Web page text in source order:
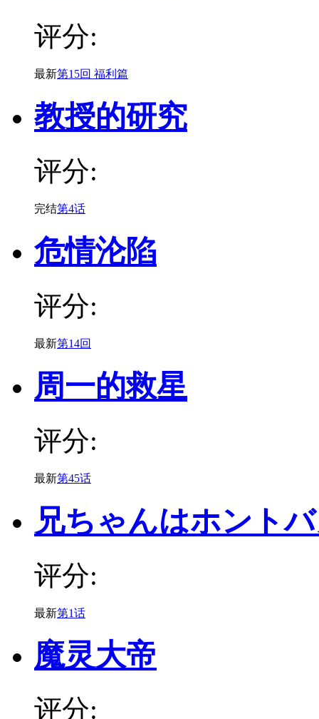
评分:
最新第15回 福利篇
教授的研究
评分:
完结第4话
危情沦陷
评分:
最新第14回
周一的救星
评分:
最新第45话
兄ちゃんはホント
评分:
最新第1话
魔灵大帝
评分: